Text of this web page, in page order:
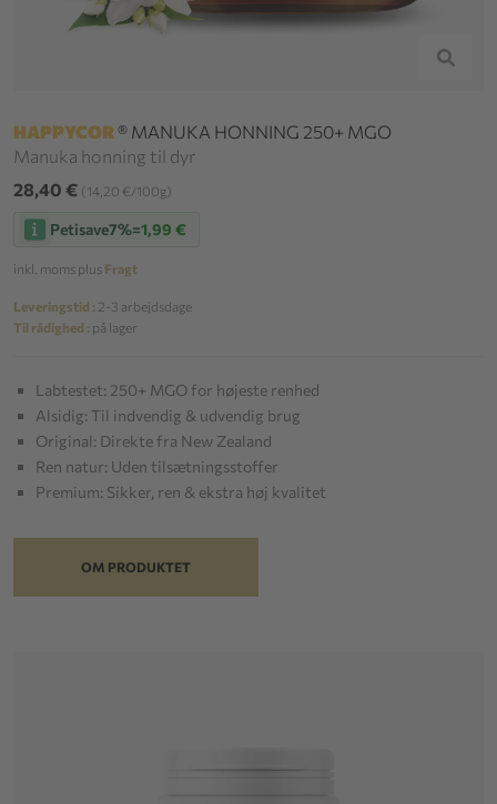
HAPPYCOR ® MANUKA HONNING 250+ MGO
Manuka honning til dyr
28,40 € (14,20 €/100g)
Petisave7%=1,99 €
inkl. moms plus Fragt
Leveringstid : 2-3 arbejdsdage
Til rådighed : på lager
Labtestet: 250+ MGO for højeste renhed
Alsidig: Til indvendig & udvendig brug
Original: Direkte fra New Zealand
Ren natur: Uden tilsætningsstoffer
Premium: Sikker, ren & ekstra høj kvalitet
OM PRODUKTET